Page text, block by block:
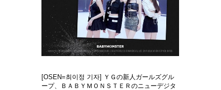
[OSEN=최이정 기자] ＹＧの新人ガールズグル
ープ、ＢＡＢＹＭＯＮＳＴＥＲのニューデジタ